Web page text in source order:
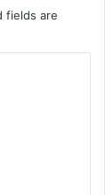
fields are